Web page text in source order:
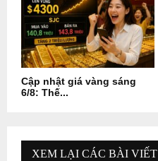
Cập nhật giá vàng sáng
6/8: Thế...
XEM LẠI CÁC BÀI VIẾT